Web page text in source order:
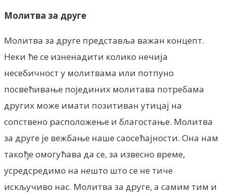
Молитва за друге
Молитва за друге представља важан концепт.
Неки ће се изненадити колико нечија
несебичност у молитвама или потпуно
посвећивање појединих молитава потребама
других може имати позитиван утицај на
сопствено расположење и благостање. Молитва
за друге је вежбање наше саосећајности. Она нам
такође омогућава да се, за извесно време,
усредсредимо на нешто што се не тиче
искључиво нас. Молитва за друге, а самим тим и